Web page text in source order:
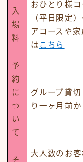
入
場
料
おひとり様
（平
アコースや
は こちら
予
約
に
つ
い
て
グループ貸
り一ヶ月前
そ
大人数のお